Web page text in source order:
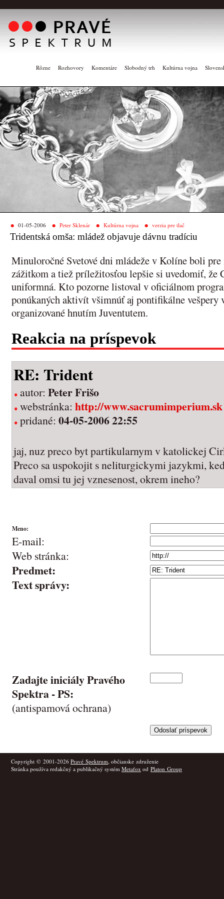
Rôzne Rozhovory Komentáre Slobodný trh Kultúrna vojna
01-05-2006 Peter Sklenár Kultúrna vojna verzia pre tlač
Tridentská omša: mládež objavuje dávnu tradíciu
Minuloročné Svetové dni mládeže v Kolíne boli
zážitkom a tiež príležitosťou lepšie si uvedomiť, že
uniformná. Kto pozorne listoval v oficiálnom
ponúkaných aktivít všimnúť aj pontifikálne vešpery
organizované hnutím Juventutem.
Reakcia na príspevok
RE: Trident
autor: Peter Frišo
webstránka: http://www.sacrumimperium.sk
pridané: 04-05-2006 22:55
jaj, nuz preco byt partikularnym v katolickej
Preco sa uspokojit s neliturgickymi jazykmi,
daval omsi tu jej vznesenost, okrem ineho?
Meno:
E-mail:
Web stránka:
Predmet:
Text správy:
Zadajte iniciály Pravého
Spektra -PS:
(antispamová ochrana)
Copyright © 2001-2026 Pravé Spektrum, občianske združenie
Stránka používa redakčný a publikačný systém Metafox od Platon Group